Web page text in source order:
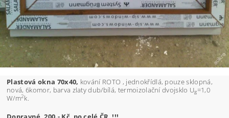
Plastová okna 70x40, kování ROTO , jednokřídlá, pouze sklopná,
nová, 6komor, barva zlaty dub/bílá, termoizolační dvojsklo Ug=1,0
W/m2k.